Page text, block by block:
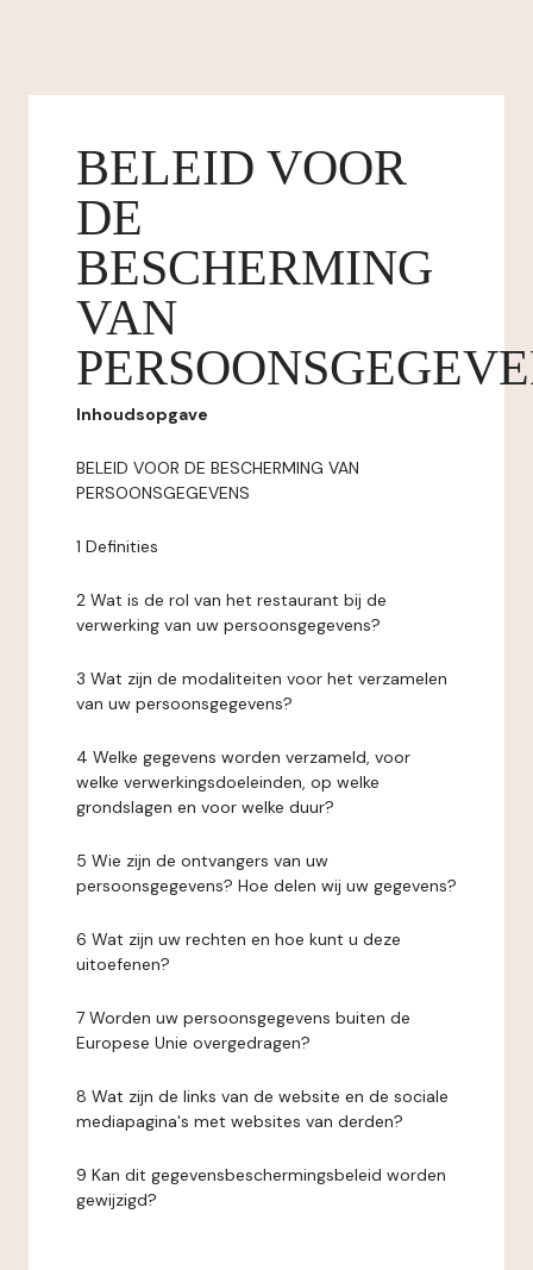
BELEID VOOR
DE
BESCHERMING
VAN
Inhoudsopgave
BELEID VOOR DE BESCHERMING VAN
PERSOONSGEGEVENS
1 Definities
2 Wat is de rol van het restaurant bij de
verwerking van uw persoonsgegevens?
3 Wat zijn de modaliteiten voor het verzamelen
van uw persoonsgegevens?
4 Welke gegevens worden verzameld, voor
welke verwerkingsdoeleinden, op welke
grondslagen en voor welke duur?
5 Wie zijn de ontvangers van uw
persoonsgegevens? Hoe delen wij uw gegevens?
6 Wat zijn uw rechten en hoe kunt u deze
uitoefenen?
7 Worden uw persoonsgegevens buiten de
Europese Unie overgedragen?
8 Wat zijn de links van de website en de sociale
mediapagina's met websites van derden?
9 Kan dit gegevensbeschermingsbeleid worden
gewijzigd?